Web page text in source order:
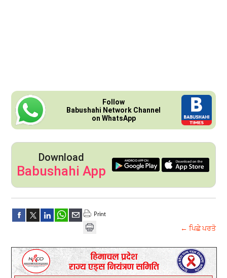
Follow
Babushahi Network Channel
on WhatsApp
Download
Babushahi App
← ਪਿਛੇ ਪਰਤੋ